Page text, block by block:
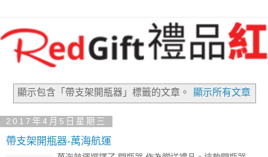
顯示包含「帶支架開瓶器」 標籤的文章。 顯示所有文章
2017年4月5日星期三
帶支架開瓶器-萬海航運